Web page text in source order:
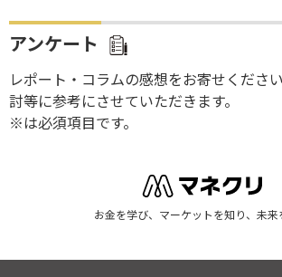
アンケート
レポート・コラムの感想をお寄せくださ
討等に参考にさせていただきます。
※は必須項目です。
お金を学び、マーケットを知り、未来